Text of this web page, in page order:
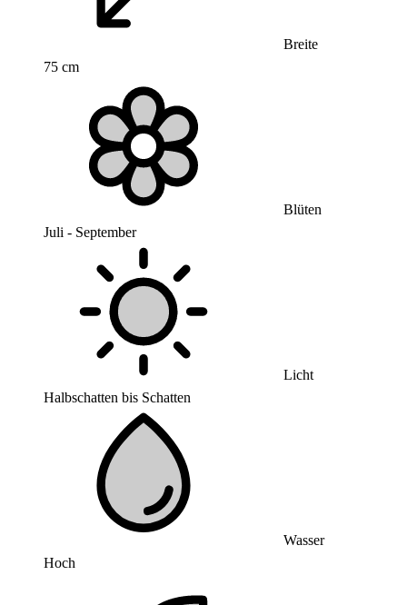
Breite
75 cm
Blüten
Juli - September
Licht
Halbschatten bis Schatten
Wasser
Hoch